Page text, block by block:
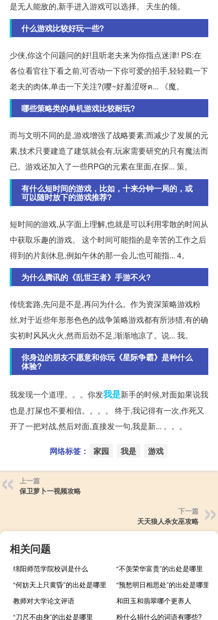
是无人能敌的,新手进入游戏可以选择。 天生的领。
什么游戏比较好玩一些?
少侠,你这个问题问的好!且听老夫来为你指点迷津! PS:在
各位看官往下看之前,可否动一下你可爱的招手,轻轻戳一下
老夫的肉体,单击一下关注?(嘤~好羞涩呀ฅ... 《魔。
哪些策略类的单机游戏比较耐玩?
而与文明不同的是,游戏增强了战略要素,而减少了发展的元
素,技术只要建造了建筑就会有,玩家需要研究的只有魔法而
已。游戏还加入了一些RPG的元素在里面,在探... 策。
有什么短时间的游戏，比如，十来分钟一局的，或
可以随时放下的游戏推荐?
短时间的游戏,从字面上理解,也就是可以利用零散的时间从
中获取乐趣的游戏。 这个时间可能指的是辛苦的工作之后
得到的片刻休息,例如午休的那一会儿;也可能指... 4。
为什么腾讯的《乱世王者》手游不火?
传统套路,先问是不是,再问为什么。作为资深策略游戏粉
丝,对于近些年形形色色的战争策略游戏都有所涉猎,有的确
实初时风风火火,然而后劲不足,渐渐地凉了。说... 我。
你身边的朋友不愿意和你玩《星际争霸》是种什么
体验?
我发现一个道理。。。你发我是新手的时候,对面如果说我
也是,打屎也不要相信。。。。 终于,我记得有一次,作死又
开了一把对战,然后对面,直接发一句,我是新... 。。。
网络标签： 家园 我是 游戏
上一篇
保卫萝卜一视频攻略
下一篇
天天狼人杀女巫攻略
相关问题
绵阳师范学院校训是什么
“不羡荣华富贵”的出处是哪里
“何妨天上只黄昏”的出处是哪里
“预愁明日相思处”的出处是哪里
教师对大学论文评语
和田玉和翡翠哪个更养人
“刀尺不由身”的出处是哪里
粉什么捐什么的词语有哪些?